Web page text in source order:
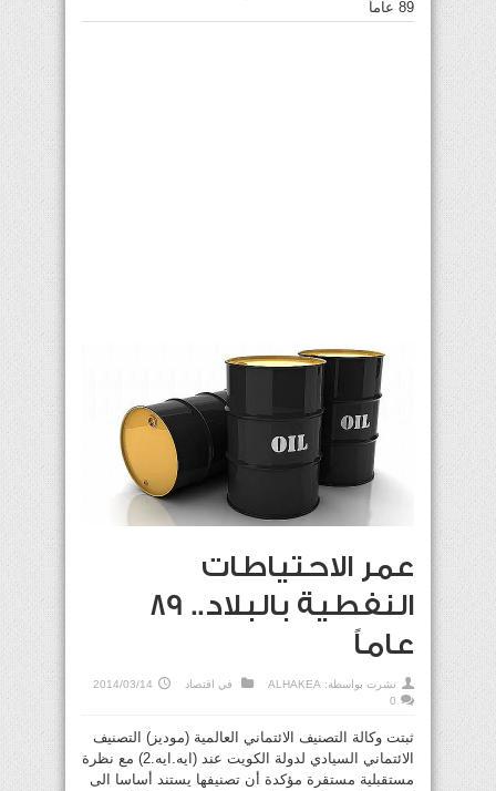
89 عاماً
عمر الاحتياطات
النفطية بالبلاد.. 89
عاماً
نشرت بواسطة: ALHAKEA في اقتصاد
2014/03/14
0
ثبتت وكالة التصنيف الائتماني العالمية (موديز) التصنيف
الائتماني السيادي لدولة الكويت عند (ايه.ايه.2) مع نظرة
مستقبلية مستقرة مؤكدة أن تصنيفها يستند أساسا الى